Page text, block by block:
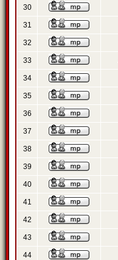
30
31
32
33
34
35
36
37
38
39
40
41
42
43
44